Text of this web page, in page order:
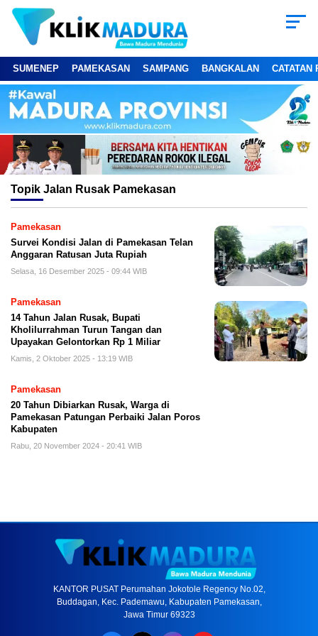
SUMENEP PAMEKASAN SAMPANG BANGKALAN CATATAN
Topik Jalan Rusak Pamekasan
Pamekasan
Survei Kondisi Jalan di Pamekasan Telan
Anggaran Ratusan Juta Rupiah
Selasa, 16 Desember 2025 - 09:44 WIB
Pamekasan
14 Tahun Jalan Rusak, Bupati
Kholilurrahman Turun Tangan dan
Upayakan Gelontorkan Rp 1 Miliar
Kamis, 2 Oktober 2025 - 13:19 WIB
Pamekasan
20 Tahun Dibiarkan Rusak, Warga di
Pamekasan Patungan Perbaiki Jalan Poros
Kabupaten
Rabu, 20 November 2024 - 20:41 WIB
KANTOR PUSAT Perumahan Jokotole Regency No.02,
Buddagan, Kec. Pademawu, Kabupaten Pamekasan,
Jawa Timur 69323